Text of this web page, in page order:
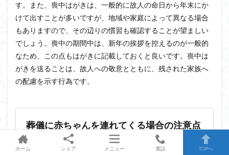
す。また、喪中はがきは、一般的に故人の命日から年末にか
けて出すことが多いですが、地域や家庭によって異なる場合
もありますので、その辺りの慣習も確認することが望ましい
でしょう。喪中の期間中は、新年の挨拶を控えるのが一般的
なため、この点もはがきに記載しておくと良いです。喪中は
がきを送ることは、故人への敬意とともに、残された家族へ
の配慮を示す行為です。
葬儀に赤ちゃんを連れてくる場合の注意点
ホーム シェア メニュー 電話 TOPへ